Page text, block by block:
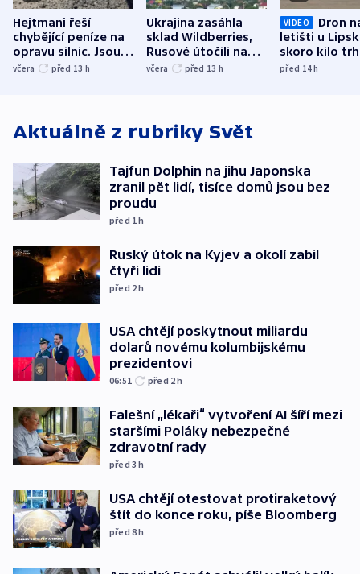
Hejtmani řeší
chybějící peníze na
opravu silnic. Jsou
nenárokové, namítá
včera před 13 h
Ukrajina zasáhla
sklad Wildberries,
Rusové útočili na
trh, hasiče či
včera před 13 h
VIDEO
Dron
letišti u
skoro kilo
indicie
před 14h
Aktuálně z rubriky Svět
Tajfun Dolphin na jihu Japonska
zranil pět lidí, tisíce domů jsou bez
proudu
před 1h
Ruský útok na Kyjev a okolí zabil
čtyři lidi
před 2h
USA chtějí poskytnout miliardu
dolarů novému kolumbijskému
prezidentovi
06:51 před 2h
Falešní „lékaři“ vytvoření AI šíří mezi
staršími Poláky nebezpečné
zdravotní rady
před 3h
USA chtějí otestovat protiraketový
štít do konce roku, píše Bloomberg
před 8h